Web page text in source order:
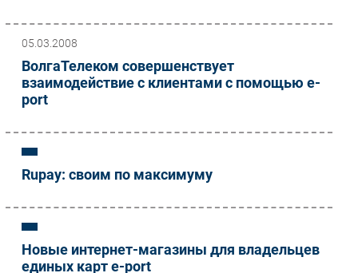
05.03.2008
ВолгаТелеком совершенствует
взаимодействие с клиентами с помощью e-
port
Rupay: своим по максимуму
Новые интернет-магазины для владельцев
единых карт e-port